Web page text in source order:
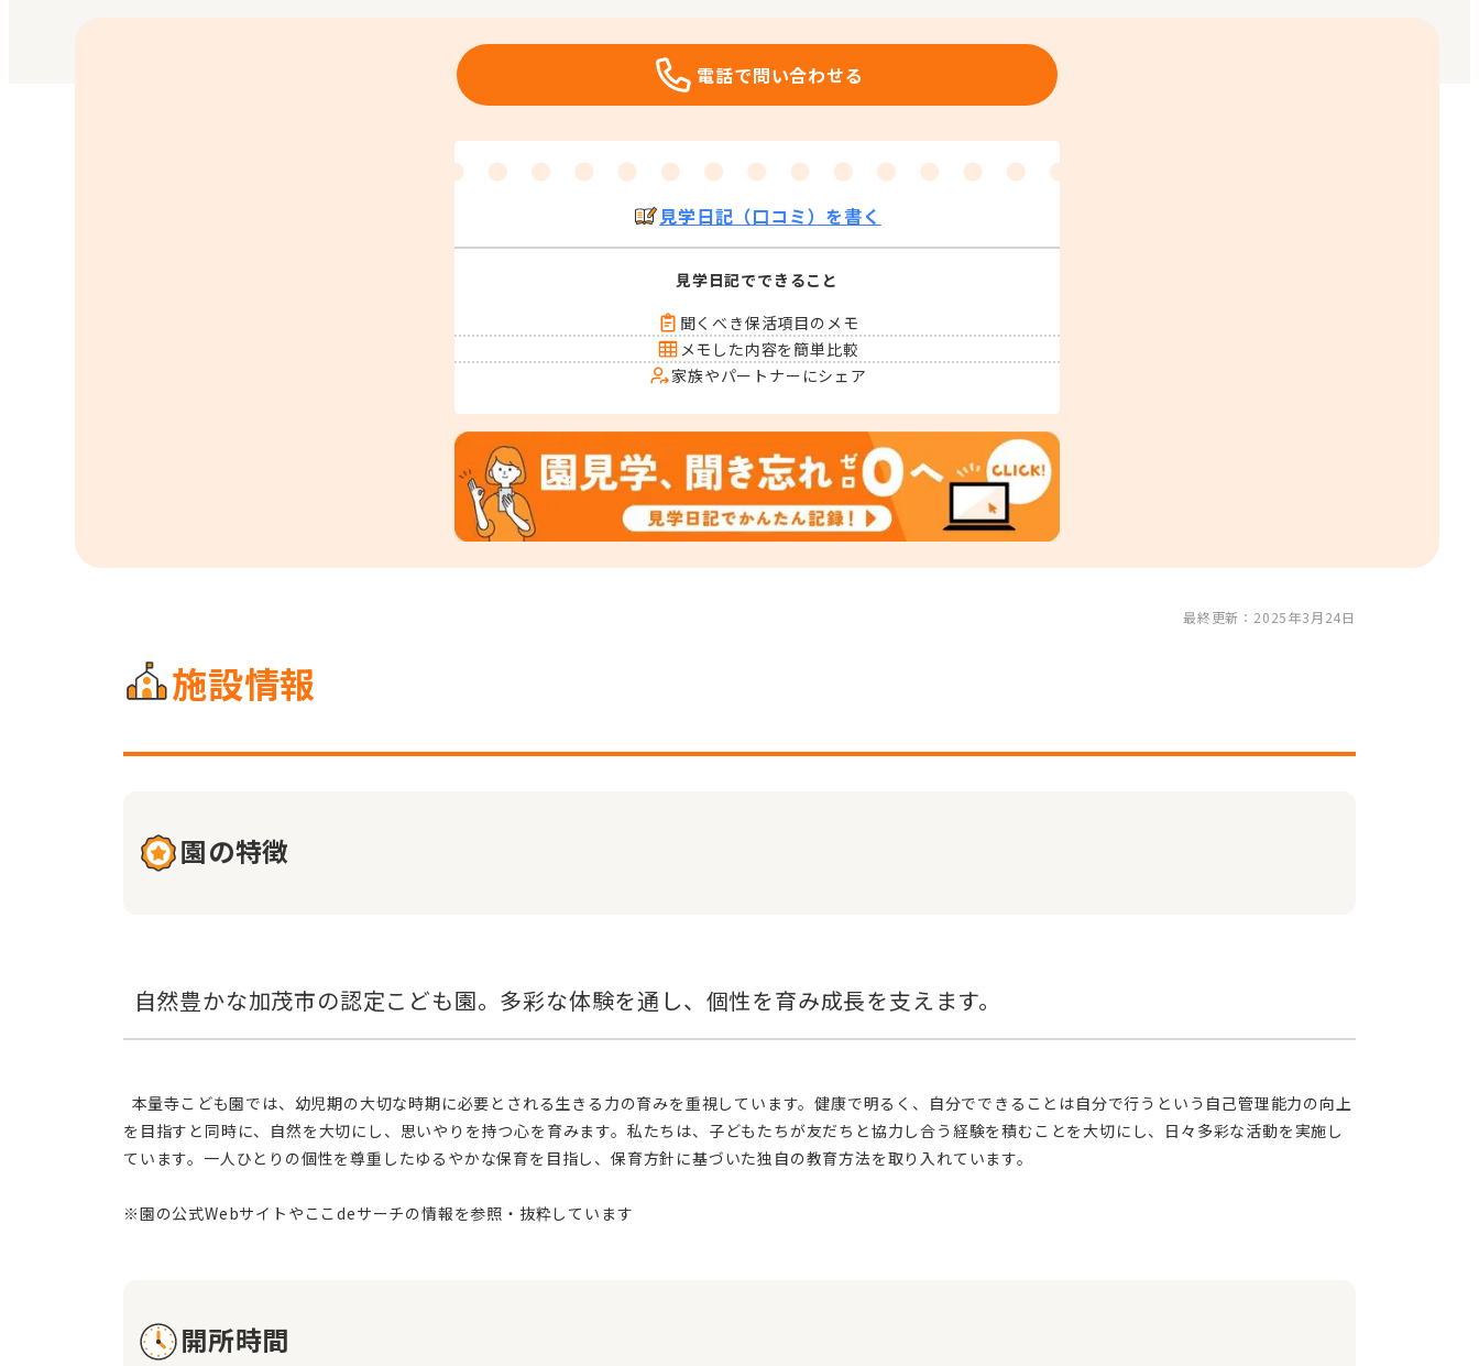
電話で問い合わせる
見学日記（口コミ）を書く
見学日記でできること
聞くべき保活項目のメモ
メモした内容を簡単比較
家族やパートナーにシェア
最終更新：2025年3月24日
施設情報
園の特徴
を目指すと同時に、自然を大切にし、思いやりを持つ心を育みます。私たちは、子どもたちが友だちと協力し合う経験を積むことを大切にし、日々多彩な活動を実施し
ています。一人ひとりの個性を尊重したゆるやかな保育を目指し、保育方針に基づいた独自の教育方法を取り入れています。
開所時間